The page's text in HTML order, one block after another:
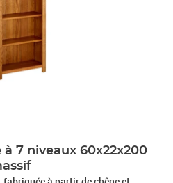
7 niveaux 60x22x200